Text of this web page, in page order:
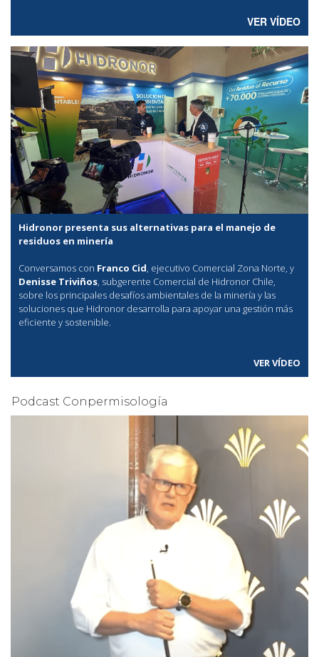
VER VÍDEO
Hidronor presenta sus alternativas para el manejo de
residuos en minería
Conversamos con Franco Cid, ejecutivo Comercial Zona Norte, y
Denisse Triviños, subgerente Comercial de Hidronor Chile,
sobre los principales desafíos ambientales de la minería y las
soluciones que Hidronor desarrolla para apoyar una gestión más
eficiente y sostenible.
VER VÍDEO
Podcast Conpermisología